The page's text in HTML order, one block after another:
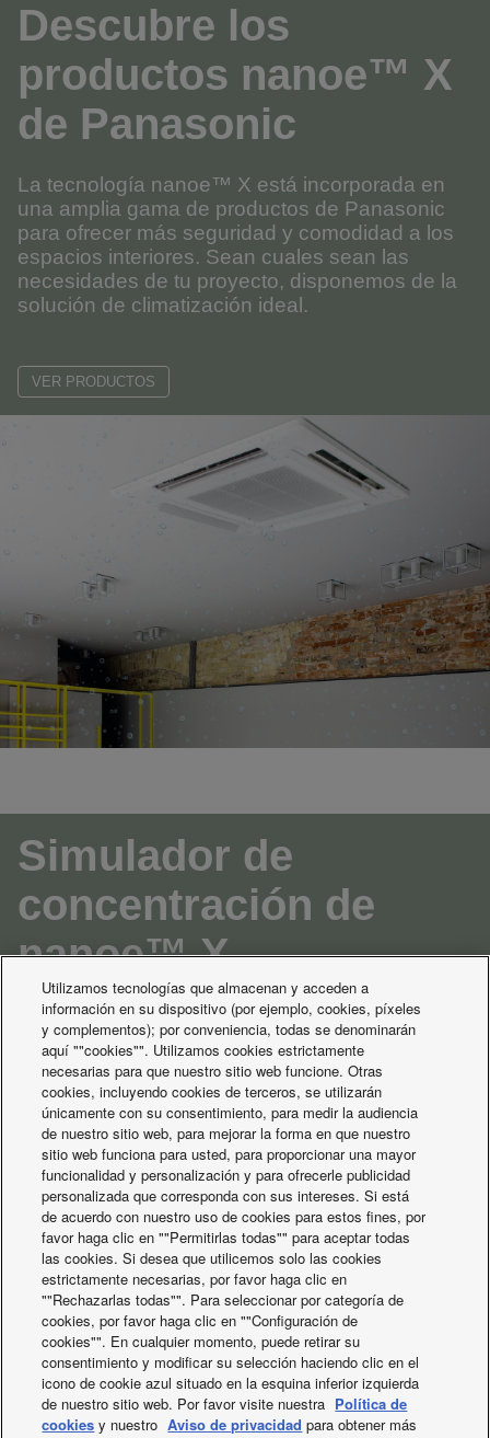
Descubre los
productos nanoe™ X
de Panasonic
La tecnología nanoe™ X está incorporada en
una amplia gama de productos de Panasonic
para ofrecer más seguridad y comodidad a los
espacios interiores. Sean cuales sean las
necesidades de tu proyecto, disponemos de la
solución de climatización ideal.
VER PRODUCTOS
Simulador de
concentración de
nanoe™ X
SIMULA CÓMOnanoe™ X LLENA EL ESPACIO
Utilizamos tecnologías que almacenan y acceden a
información en su dispositivo (por ejemplo, cookies, píxeles
y complementos); por conveniencia, todas se denominarán
aquí ""cookies"". Utilizamos cookies estrictamente
necesarias para que nuestro sitio web funcione. Otras
cookies, incluyendo cookies de terceros, se utilizarán
únicamente con su consentimiento, para medir la audiencia
de nuestro sitio web, para mejorar la forma en que nuestro
sitio web funciona para usted, para proporcionar una mayor
funcionalidad y personalización y para ofrecerle publicidad
personalizada que corresponda con sus intereses. Si está
de acuerdo con nuestro uso de cookies para estos fines, por
favor haga clic en ""Permitirlas todas"" para aceptar todas
las cookies. Si desea que utilicemos solo las cookies
estrictamente necesarias, por favor haga clic en
""Rechazarlas todas"". Para seleccionar por categoría de
cookies, por favor haga clic en ""Configuración de
cookies"". En cualquier momento, puede retirar su
consentimiento y modificar su selección haciendo clic en el
icono de cookie azul situado en la esquina inferior izquierda
de nuestro sitio web. Por favor visite nuestra Política de
cookies y nuestro Aviso de privacidad para obtener más